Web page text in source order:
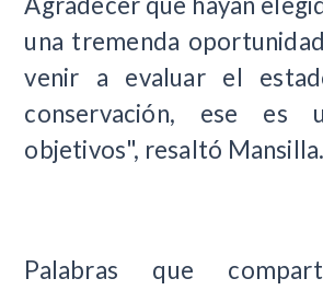
una tremenda
venir a evaluar el
conservación, ese es
objetivos", resaltó Mansilla.
Palabras que